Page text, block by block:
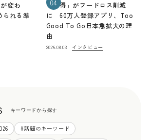
変わ
られる準
04
「お得」がフードロス削減
に 60万人登録アプリ、Too
Good To Go日本急拡大の理
由
2026.08.03 インタビュー
キーワードから探す
#話題のキーワード